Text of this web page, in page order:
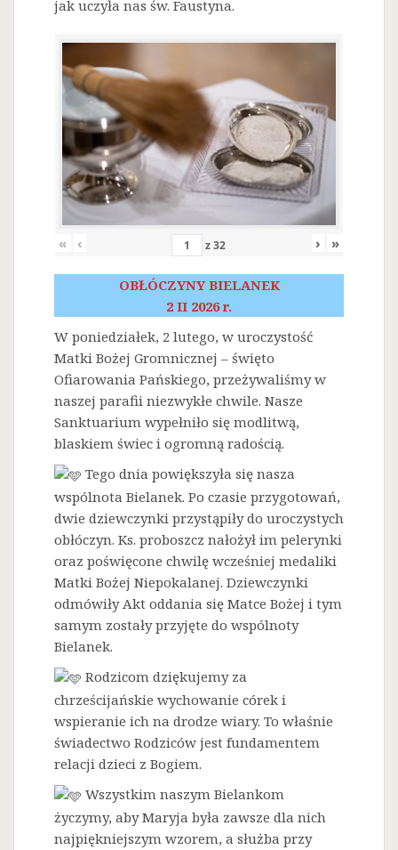
jak uczyła nas św. Faustyna.
« ‹ z32 › »
OBŁÓCZYNY BIELANEK
2 II 2026 r.
W poniedziałek, 2 lutego, w uroczystość
Matki Bożej Gromnicznej – święto
Ofiarowania Pańskiego, przeżywaliśmy w
naszej parafii niezwykłe chwile. Nasze
Sanktuarium wypełniło się modlitwą,
blaskiem świec i ogromną radością.
Tego dnia powiększyła się nasza
wspólnota Bielanek. Po czasie przygotowań,
dwie dziewczynki przystąpiły do uroczystych
obłóczyn. Ks. proboszcz nałożył im pelerynki
oraz poświęcone chwilę wcześniej medaliki
Matki Bożej Niepokalanej. Dziewczynki
odmówiły Akt oddania się Matce Bożej i tym
samym zostały przyjęte do wspólnoty
Bielanek.
Rodzicom dziękujemy za
chrześcijańskie wychowanie córek i
wspieranie ich na drodze wiary. To właśnie
świadectwo Rodziców jest fundamentem
relacji dzieci z Bogiem.
Wszystkim naszym Bielankom
życzymy, aby Maryja była zawsze dla nich
najpiękniejszym wzorem, a służba przy